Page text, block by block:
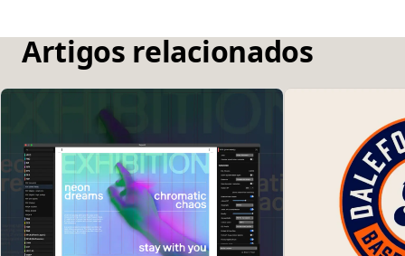
Artigos relacionados